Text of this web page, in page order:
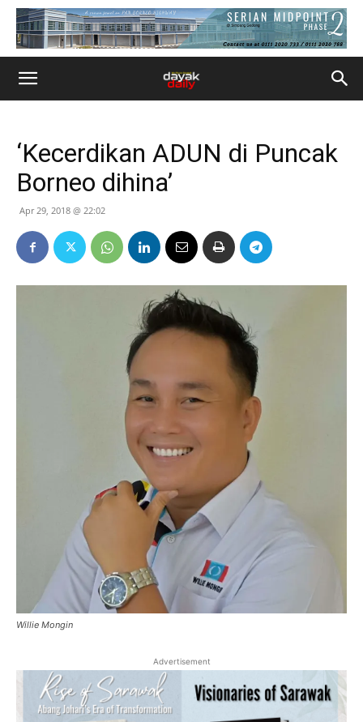
‘Kecerdikan ADUN di Puncak
Borneo dihina’
Apr 29, 2018 @ 22:02
Willie Mongin
Advertisement